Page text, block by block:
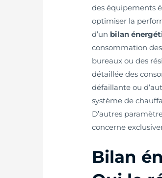
des équipements
optimiser la
d’un bilan
consommation
bureaux ou des
détaillée des
défaillante ou
système de
D’autres
concerne
Bilan